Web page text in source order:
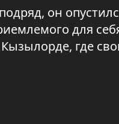
он
для
где